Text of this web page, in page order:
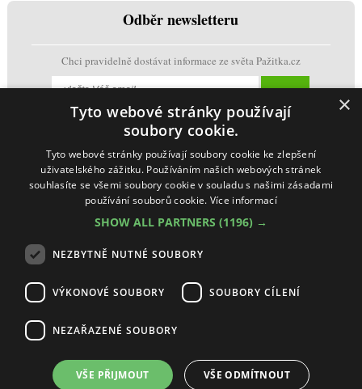
Odběr newsletteru
Chci pravidelně dostávat informace ze světa Pažitka.cz
Ochrana osobních údajů + Cookies
Vestavné-spotřebiče s.r.o. Pažitka, všechna práva vyhrazena
×
Tyto webové stránky používají
soubory cookie.
Tyto webové stránky používají soubory cookie ke zlepšení
uživatelského zážitku. Používáním našich webových stránek
souhlasíte se všemi soubory cookie v souladu s našimi zásadami
používání souborů cookie. Více informací
SHOW ALL PARTNERS (1196) →
NEZBYTNĚ NUTNÉ SOUBORY
VÝKONOVÉ SOUBORY SOUBORY CÍLENÍ
NEZAŘAZENÉ SOUBORY
VŠE PŘIJMOUT VŠE ODMÍTNOUT